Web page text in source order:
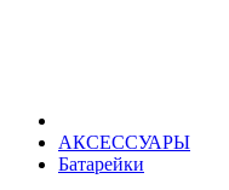
АКСЕССУАРЫ
Батарейки